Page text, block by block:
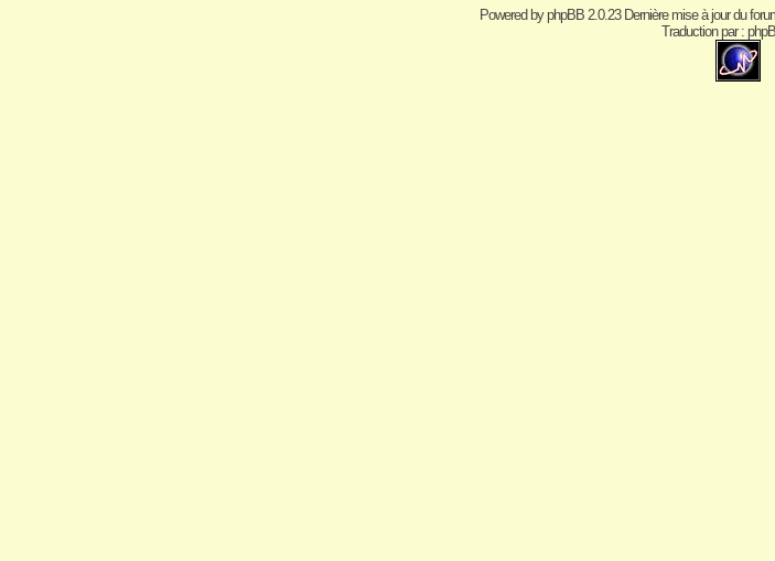
Powered byphpBB 2.0.23 Dernière mise à jour du
Traduction par :